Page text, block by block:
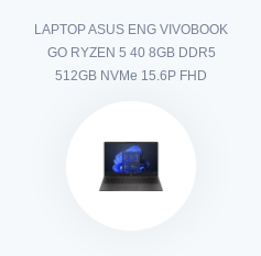
LAPTOP ASUS ENG VIVOBOOK
GO RYZEN 5 40 8GB DDR5
512GB NVMe 15.6P FHD